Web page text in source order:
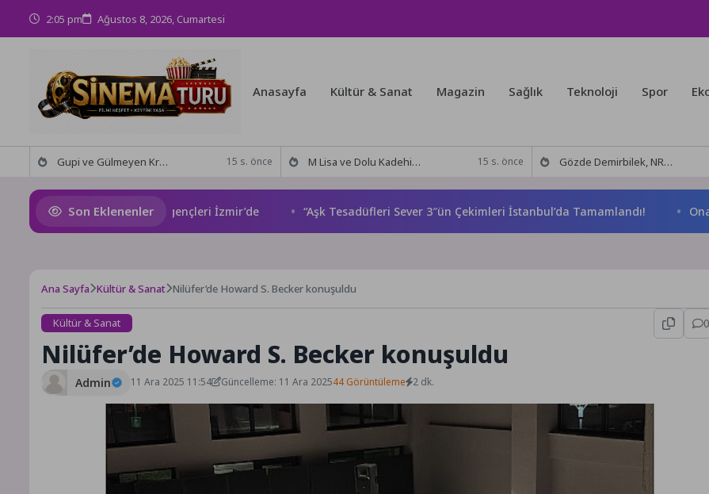
2:05 pm Ağustos 8, 2026, Cumartesi
Anasayfa Kültür & Sanat Magazin Sağlık Teknoloji Spor
Gupi ve Gülmeyen Kral Türkiye’nin ilk IMAX® animasyon filmi oluyor 15 s. önce M Lisa ve Dolu Kadehi Ters Tut’tan Yeni İş Birliği: Vişne 15 s. önce Gözde Demirbilek, NR1 Magazin’de: ‘Son assolist olarak var olacağım!’
Son Eklenenler
Drama Buluşmaları gençleri İzmir’de “Aşk Tesadüfleri Sever 3″ün Çekimleri İstanbul’da Tamamlandı! Onat
Ana Sayfa Kültür & Sanat Nilüfer’de Howard S. Becker konuşuldu
Kültür & Sanat 0
Nilüfer’de Howard S. Becker konuşuldu
Admin 11 Ara 2025 11:54 Güncelleme: 11 Ara 202544 Görüntüleme 2 dk.